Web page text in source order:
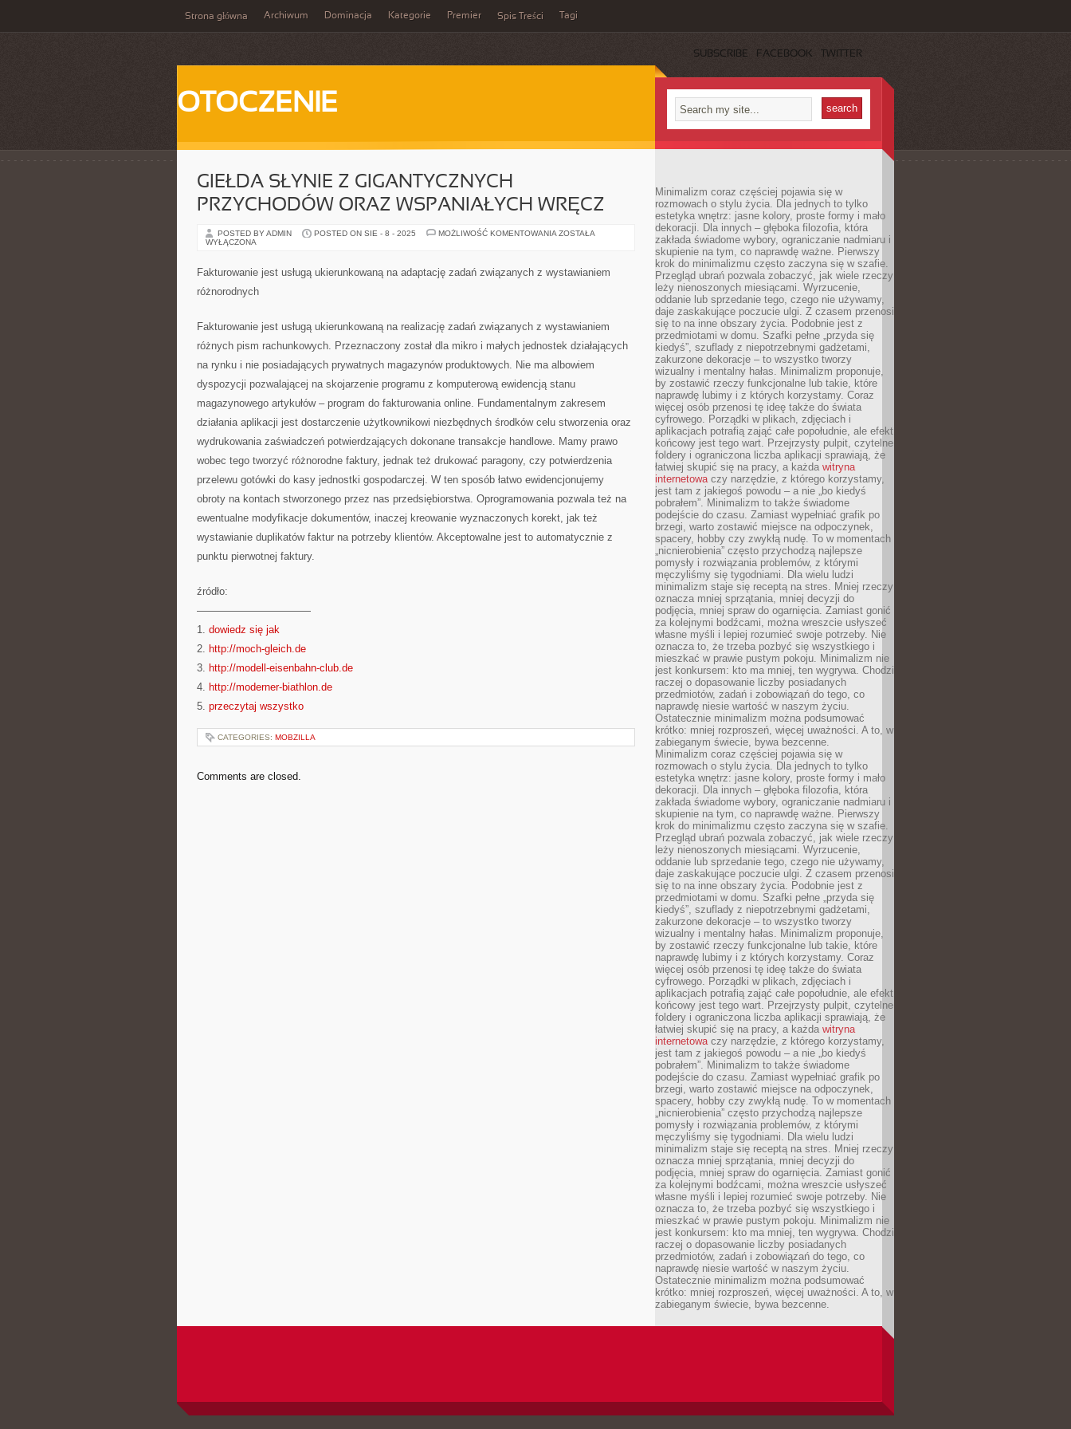
Strona główna Archiwum Dominacja Kategorie Premier Spis Treści Tagi
SUBSCRIBE FACEBOOK TWITTER
OTOCZENIE
GIEŁDA SŁYNIE Z GIGANTYCZNYCH
PRZYCHODÓW ORAZ WSPANIAŁYCH WRĘCZ
POSTED BY ADMIN POSTED ON SIE - 8 - 2025 MOŻLIWOŚĆ KOMENTOWANIA GIEŁDA
PRZYCHODÓW
ORAZ
ZOSTAŁA
WYŁĄCZONA
Fakturowanie jest usługą ukierunkowaną na adaptację zadań związanych z wystawianiem
różnorodnych
Fakturowanie jest usługą ukierunkowaną na realizację zadań związanych z wystawianiem
różnych pism rachunkowych. Przeznaczony został dla mikro i małych jednostek działających
na rynku i nie posiadających prywatnych magazynów produktowych. Nie ma albowiem
dyspozycji pozwalającej na skojarzenie programu z komputerową ewidencją stanu
magazynowego artykułów – program do fakturowania online. Fundamentalnym zakresem
działania aplikacji jest dostarczenie użytkownikowi niezbędnych środków celu stworzenia oraz
wydrukowania zaświadczeń potwierdzających dokonane transakcje handlowe. Mamy prawo
wobec tego tworzyć różnorodne faktury, jednak też drukować paragony, czy potwierdzenia
przelewu gotówki do kasy jednostki gospodarczej. W ten sposób łatwo ewidencjonujemy
obroty na kontach stworzonego przez nas przedsiębiorstwa. Oprogramowania pozwala też na
ewentualne modyfikacje dokumentów, inaczej kreowanie wyznaczonych korekt, jak też
wystawianie duplikatów faktur na potrzeby klientów. Akceptowalne jest to automatycznie z
punktu pierwotnej faktury.
źródło:
———————————
1. dowiedz się jak
2. http://moch-gleich.de
3. http://modell-eisenbahn-club.de
4. http://moderner-biathlon.de
5. przeczytaj wszystko
CATEGORIES: MOBZILLA
Comments are closed.
Minimalizm coraz częściej pojawia się w
rozmowach o stylu życia. Dla jednych to tylko
estetyka wnętrz: jasne kolory, proste formy i mało
dekoracji. Dla innych – głęboka filozofia, która
zakłada świadome wybory, ograniczanie nadmiaru i
skupienie na tym, co naprawdę ważne. Pierwszy
krok do minimalizmu często zaczyna się w szafie.
Przegląd ubrań pozwala zobaczyć, jak wiele rzeczy
leży nienoszonych miesiącami. Wyrzucenie,
oddanie lub sprzedanie tego, czego nie używamy,
daje zaskakujące poczucie ulgi. Z czasem przenosi
się to na inne obszary życia. Podobnie jest z
przedmiotami w domu. Szafki pełne „przyda się
kiedyś”, szuflady z niepotrzebnymi gadżetami,
zakurzone dekoracje – to wszystko tworzy
wizualny i mentalny hałas. Minimalizm proponuje,
by zostawić rzeczy funkcjonalne lub takie, które
naprawdę lubimy i z których korzystamy. Coraz
więcej osób przenosi tę ideę także do świata
cyfrowego. Porządki w plikach, zdjęciach i
aplikacjach potrafią zająć całe popołudnie, ale efekt
końcowy jest tego wart. Przejrzysty pulpit, czytelne
foldery i ograniczona liczba aplikacji sprawiają, że
łatwiej skupić się na pracy, a każda witryna
internetowaczy narzędzie, z którego korzystamy,
jest tam z jakiegoś powodu – a nie „bo kiedyś
pobrałem”. Minimalizm to także świadome
podejście do czasu. Zamiast wypełniać grafik po
brzegi, warto zostawić miejsce na odpoczynek,
spacery, hobby czy zwykłą nudę. To w momentach
„nicnierobienia” często przychodzą najlepsze
pomysły i rozwiązania problemów, z którymi
męczyliśmy się tygodniami. Dla wielu ludzi
minimalizm staje się receptą na stres. Mniej rzeczy
oznacza mniej sprzątania, mniej decyzji do
podjęcia, mniej spraw do ogarnięcia. Zamiast gonić
za kolejnymi bodźcami, można wreszcie usłyszeć
własne myśli i lepiej rozumieć swoje potrzeby. Nie
oznacza to, że trzeba pozbyć się wszystkiego i
mieszkać w prawie pustym pokoju. Minimalizm nie
jest konkursem: kto ma mniej, ten wygrywa. Chodzi
raczej o dopasowanie liczby posiadanych
przedmiotów, zadań i zobowiązań do tego, co
naprawdę niesie wartość w naszym życiu.
Ostatecznie minimalizm można podsumować
krótko: mniej rozproszeń, więcej uważności. A to, w
zabieganym świecie, bywa bezcenne.
Minimalizm coraz częściej pojawia się w
rozmowach o stylu życia. Dla jednych to tylko
estetyka wnętrz: jasne kolory, proste formy i mało
dekoracji. Dla innych – głęboka filozofia, która
zakłada świadome wybory, ograniczanie nadmiaru i
skupienie na tym, co naprawdę ważne. Pierwszy
krok do minimalizmu często zaczyna się w szafie.
Przegląd ubrań pozwala zobaczyć, jak wiele rzeczy
leży nienoszonych miesiącami. Wyrzucenie,
oddanie lub sprzedanie tego, czego nie używamy,
daje zaskakujące poczucie ulgi. Z czasem przenosi
się to na inne obszary życia. Podobnie jest z
przedmiotami w domu. Szafki pełne „przyda się
kiedyś”, szuflady z niepotrzebnymi gadżetami,
zakurzone dekoracje – to wszystko tworzy
wizualny i mentalny hałas. Minimalizm proponuje,
by zostawić rzeczy funkcjonalne lub takie, które
naprawdę lubimy i z których korzystamy. Coraz
więcej osób przenosi tę ideę także do świata
cyfrowego. Porządki w plikach, zdjęciach i
aplikacjach potrafią zająć całe popołudnie, ale efekt
końcowy jest tego wart. Przejrzysty pulpit, czytelne
foldery i ograniczona liczba aplikacji sprawiają, że
łatwiej skupić się na pracy, a każda witryna
internetowaczy narzędzie, z którego korzystamy,
jest tam z jakiegoś powodu – a nie „bo kiedyś
pobrałem”. Minimalizm to także świadome
podejście do czasu. Zamiast wypełniać grafik po
brzegi, warto zostawić miejsce na odpoczynek,
spacery, hobby czy zwykłą nudę. To w momentach
„nicnierobienia” często przychodzą najlepsze
pomysły i rozwiązania problemów, z którymi
męczyliśmy się tygodniami. Dla wielu ludzi
minimalizm staje się receptą na stres. Mniej rzeczy
oznacza mniej sprzątania, mniej decyzji do
podjęcia, mniej spraw do ogarnięcia. Zamiast gonić
za kolejnymi bodźcami, można wreszcie usłyszeć
własne myśli i lepiej rozumieć swoje potrzeby. Nie
oznacza to, że trzeba pozbyć się wszystkiego i
mieszkać w prawie pustym pokoju. Minimalizm nie
jest konkursem: kto ma mniej, ten wygrywa. Chodzi
raczej o dopasowanie liczby posiadanych
przedmiotów, zadań i zobowiązań do tego, co
naprawdę niesie wartość w naszym życiu.
Ostatecznie minimalizm można podsumować
krótko: mniej rozproszeń, więcej uważności. A to, w
zabieganym świecie, bywa bezcenne.